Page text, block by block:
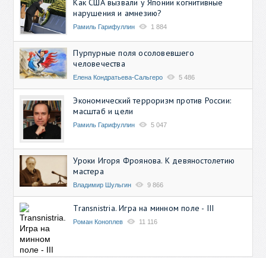
Как США вызвали у Японии когнитивные
нарушения и амнезию?
Рамиль Гарифуллин 1 884
Пурпурные поля осоловевшего
человечества
Елена Кондратьева-Сальгеро 5 486
Экономический терроризм против России:
масштаб и цели
Рамиль Гарифуллин 5 047
Уроки Игоря Фроянова. К девяностолетию
мастера
Владимир Шульгин 9 866
Transnistria. Игра на минном поле - III
Роман Коноплев 11 116